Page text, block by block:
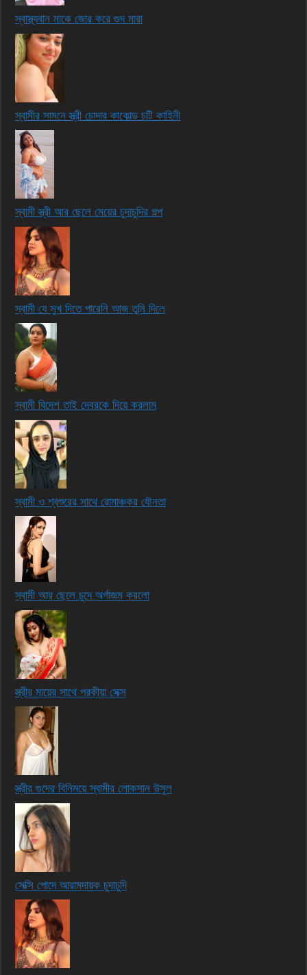
স্বাস্থ্যবান মাকে জোর করে গুদ মারা
স্বামীর সামনে স্ত্রী চোদার কাকোল্ড চটি কাহিনী
স্বামী স্ত্রী আর ছেলে মেয়ের চুদাচুদির গল্প
স্বামী যে সুখ দিতে পারেনি আজ তুমি দিলে
স্বামী বিদেশ তাই দেবরকে দিয়ে করলাম
স্বামী ও শ্বশুরের সাথে রোমাঞ্চকর যৌনতা
স্বামী আর ছেলে চুদে অর্গাজম করলো
স্ত্রীর মায়ের সাথে পরকীয়া সেক্স
স্ত্রীর গুদের বিনিময়ে স্বামীর লোকসান উসুল
সেক্সি পোদে আরামদায়ক চুদাচুদি